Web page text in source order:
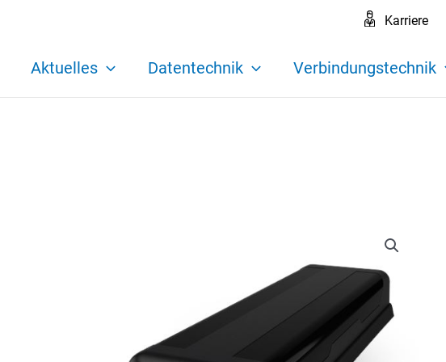
Karriere
Aktuelles Datentechnik Verbindungstechnik